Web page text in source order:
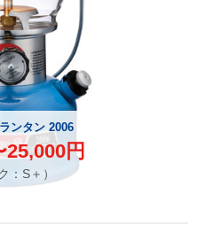
ンタン 2006
円
：S＋）